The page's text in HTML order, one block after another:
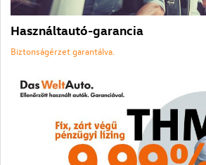
Használtautó-garancia
Biztonságérzet garantálva.